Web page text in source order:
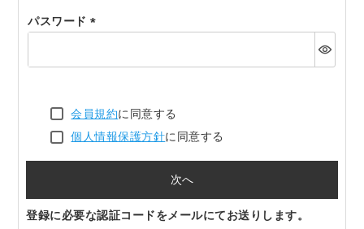
パスワード
須)
会員規約に同意する
個人情報保護方針に同意する
次へ
登録に必要な認証コードをメールにてお送りします。